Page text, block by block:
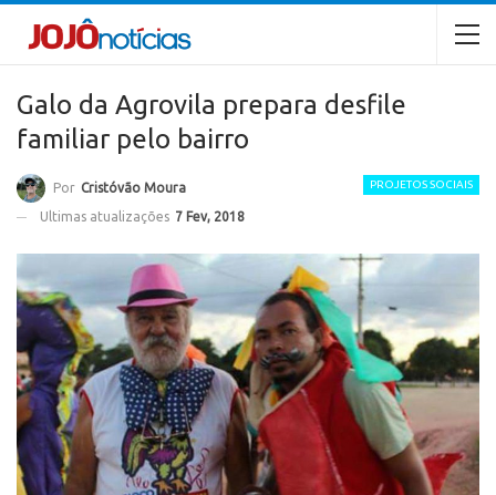
Galo da Agrovila prepara desfile
familiar pelo bairro
PROJETOS SOCIAIS
Por Cristóvão Moura
Ultimas atualizações 7 Fev, 2018